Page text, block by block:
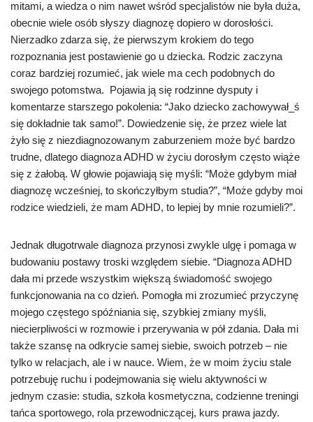
mitami, a wiedza o nim nawet wśród specjalistów nie była duża,
obecnie wiele osób słyszy diagnozę dopiero w dorosłości.
Nierzadko zdarza się, że pierwszym krokiem do tego
rozpoznania jest postawienie go u dziecka. Rodzic zaczyna
coraz bardziej rozumieć, jak wiele ma cech podobnych do
swojego potomstwa. Pojawia ją się rodzinne dysputy i
komentarze starszego pokolenia: “Jako dziecko zachowywał_ś
się dokładnie tak samo!”. Dowiedzenie się, że przez wiele lat
żyło się z niezdiagnozowanym zaburzeniem może być bardzo
trudne, dlatego diagnoza ADHD w życiu dorosłym często wiąże
się z żałobą. W głowie pojawiają się myśli: “Może gdybym miał
diagnozę wcześniej, to skończyłbym studia?”, “Może gdyby moi
rodzice wiedzieli, że mam ADHD, to lepiej by mnie rozumieli?”.
Jednak długotrwale diagnoza przynosi zwykle ulgę i pomaga w
budowaniu postawy troski względem siebie. “Diagnoza ADHD
dała mi przede wszystkim większą świadomość swojego
funkcjonowania na co dzień. Pomogła mi zrozumieć przyczynę
mojego częstego spóźniania się, szybkiej zmiany myśli,
niecierpliwości w rozmowie i przerywania w pół zdania. Dała mi
także szansę na odkrycie samej siebie, swoich potrzeb – nie
tylko w relacjach, ale i w nauce. Wiem, że w moim życiu stale
potrzebuję ruchu i podejmowania się wielu aktywności w
jednym czasie: studia, szkoła kosmetyczna, codzienne treningi
tańca sportowego, rola przewodniczącej, kurs prawa jazdy.